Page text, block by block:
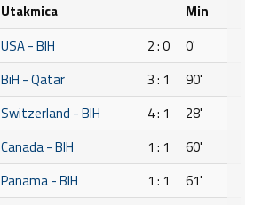
Utakmica
Min
USA - BIH 2 : 0
0'
BiH - Qatar 3 : 1
90'
Switzerland - BIH 4 : 1
28'
Canada - BIH 1 : 1
60'
Panama - BIH 1 : 1
61'